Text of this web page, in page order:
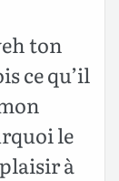
ton
ce qu’il
le
à